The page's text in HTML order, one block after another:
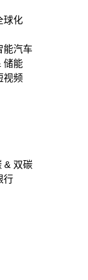
化
汽车
能
频
双碳